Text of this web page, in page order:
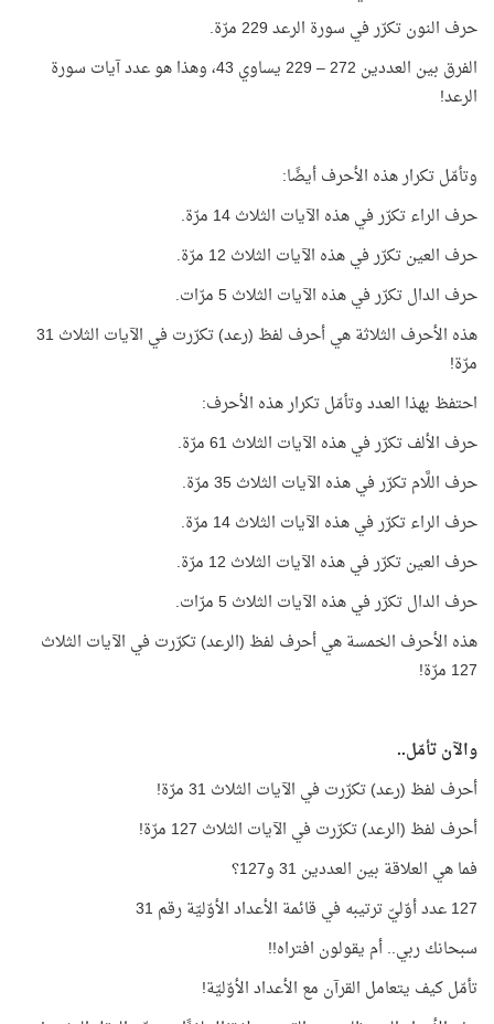
حرف النون تكرّر في سورة الرعد 229 مرّة.
الفرق بين العددين 272 – 229 يساوي 43، وهذا هو عدد آيات سورة
الرعد!
وتأمّل تكرار هذه الأحرف أيضًا:
حرف الراء تكرّر في هذه الآيات الثلاث 14 مرّة.
حرف العين تكرّر في هذه الآيات الثلاث 12 مرّة.
حرف الدال تكرّر في هذه الآيات الثلاث 5 مرّات.
هذه الأحرف الثلاثة هي أحرف لفظ (رعد) تكرّرت في الآيات الثلاث 31
مرّة!
احتفظ بهذا العدد وتأمّل تكرار هذه الأحرف:
حرف الألف تكرّر في هذه الآيات الثلاث 61 مرّة.
حرف اللَّام تكرّر في هذه الآيات الثلاث 35 مرّة.
حرف الراء تكرّر في هذه الآيات الثلاث 14 مرّة.
حرف العين تكرّر في هذه الآيات الثلاث 12 مرّة.
حرف الدال تكرّر في هذه الآيات الثلاث 5 مرّات.
هذه الأحرف الخمسة هي أحرف لفظ (الرعد) تكرّرت في الآيات الثلاث
127 مرّة!
والآن تأمّل..
أحرف لفظ (رعد) تكرّرت في الآيات الثلاث 31 مرّة!
أحرف لفظ (الرعد) تكرّرت في الآيات الثلاث 127 مرّة!
فما هي العلاقة بين العددين 31 و127؟
127 عدد أوّليّ ترتيبه في قائمة الأعداد الأوّليّة رقم 31
سبحانك ربي.. أم يقولون افتراه!!
تأمّل كيف يتعامل القرآن مع الأعداد الأوّليّة!